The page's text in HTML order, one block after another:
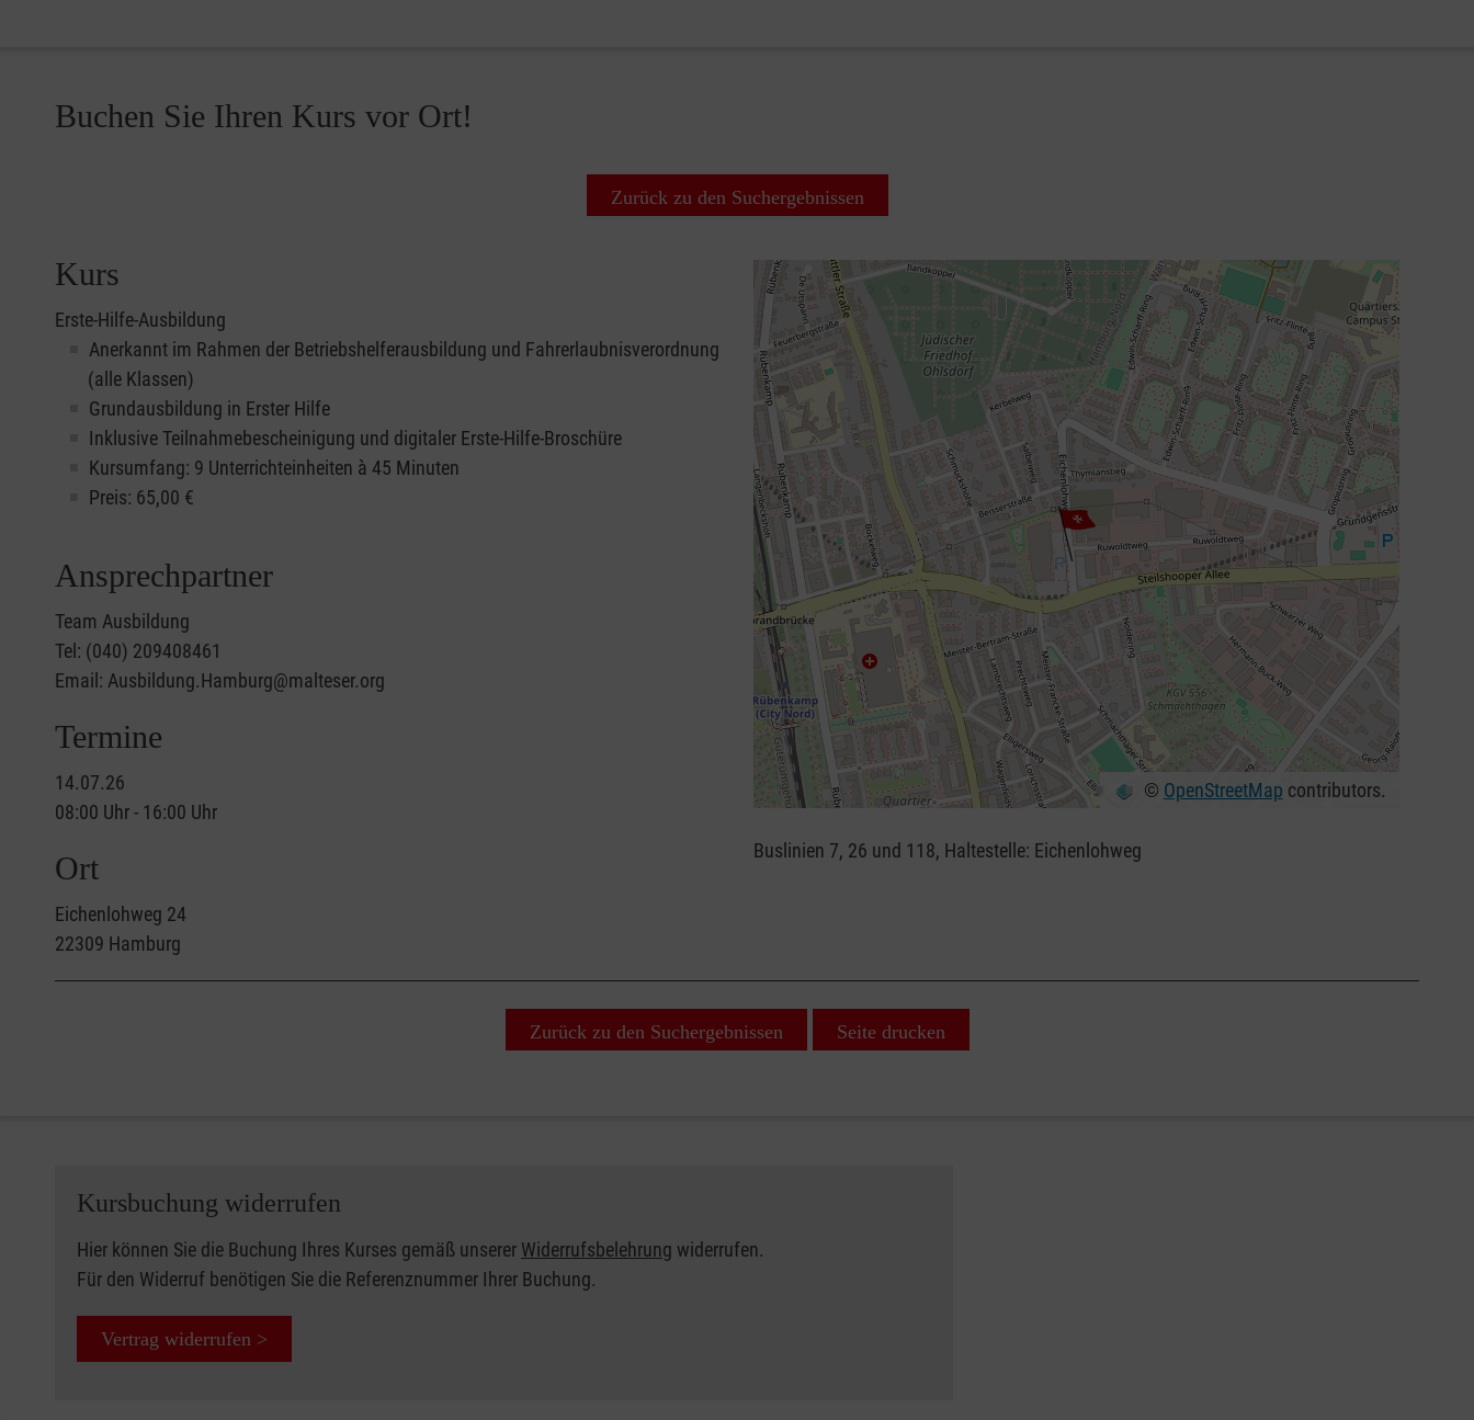
Buchen Sie Ihren Kurs vor Ort!
Zurück zu den Suchergebnissen
Kurs
Erste-Hilfe-Ausbildung
Anerkannt im Rahmen der Betriebshelferausbildung und Fahrerlaubnisverordnung
(alle Klassen)
Grundausbildung in Erster Hilfe
Inklusive Teilnahmebescheinigung und digitaler Erste-Hilfe-Broschüre
Kursumfang: 9 Unterrichteinheiten à 45 Minuten
Preis: 65,00 €
Ansprechpartner
Team Ausbildung
Tel: (040) 209408461
Email: Ausbildung.Hamburg@malteser.org
Termine
14.07.26
08:00 Uhr - 16:00 Uhr
Ort
Eichenlohweg 24
22309 Hamburg
⇧
© OpenStreetMap contributors.
Buslinien 7, 26 und 118, Haltestelle: Eichenlohweg
Zurück zu den Suchergebnissen Seite drucken
Kursbuchung widerrufen
Hier können Sie die Buchung Ihres Kurses gemäß unserer Widerrufsbelehrung widerrufen.
Für den Widerruf benötigen Sie die Referenznummer Ihrer Buchung.
Vertrag widerrufen >